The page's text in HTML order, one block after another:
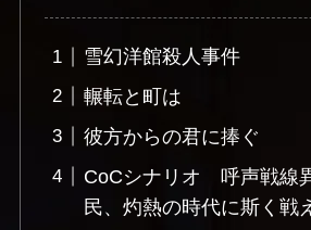
雪幻洋館殺人事件
輾転と町は
彼方からの君に捧ぐ
CoCシナリオ 呼声戦線
民、灼熱の時代に斯く戦